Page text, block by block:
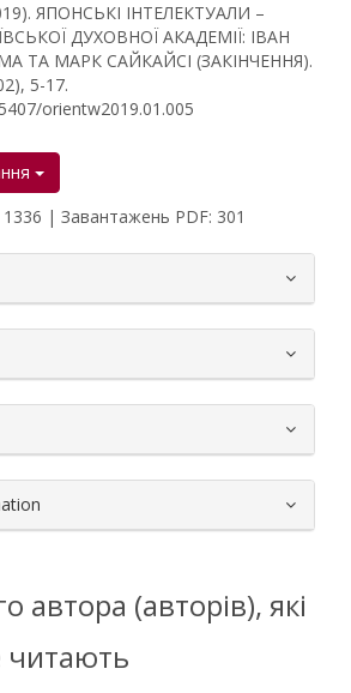
ЯПОНСЬКІ ІНТЕЛЕКТУАЛИ –
ДУХОВНОЇ АКАДЕМІЇ: ІВАН
ТА МАРК САЙКАЙСІ (ЗАКІНЧЕННЯ).
5-17.
orientw2019.01.005
1336 | Завантажень PDF: 301
автора (авторів), які
читають